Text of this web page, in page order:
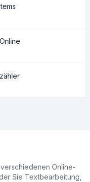
Online-
Sie Textbearbeitung,